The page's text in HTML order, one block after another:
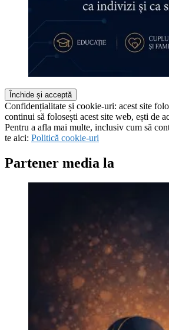
Confidențialitate și cookie-uri: acest site
continui să folosești acest site web, ești de
Pentru a afla mai multe, inclusiv cum să
te aici: Politică cookie-uri
Partener media la